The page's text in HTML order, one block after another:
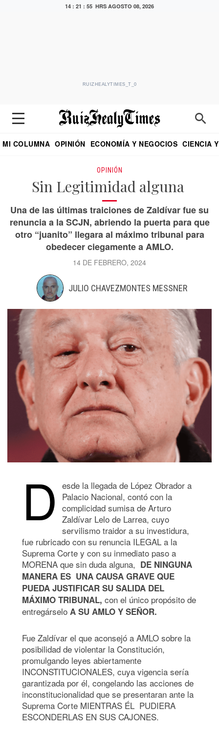
14 : 21 : 56 HRS AGOSTO 08, 2026
RUIZHEALYTIMES_T_0
MI COLUMNA OPINIÓN ECONOMÍA Y NEGOCIOS CIENCIA
OPINIÓN
Sin Legitimidad alguna
Una de las últimas traiciones de Zaldívar fue su
renuncia a la SCJN, abriendo la puerta para que
otro “juanito” llegara al máximo tribunal para
obedecer ciegamente a AMLO.
14 DE FEBRERO, 2024
JULIO CHAVEZMONTES MESSNER
D esde la llegada de López Obrador a
Palacio Nacional, contó con la
complicidad sumisa de Arturo
Zaldívar Lelo de Larrea, cuyo
servilismo traidor a su investidura,
fue rubricado con su renuncia ILEGAL a la
Suprema Corte y con su inmediato paso a
MORENA que sin duda alguna, DE NINGUNA
MANERA ES UNA CAUSA GRAVE QUE
PUEDA JUSTIFICAR SU SALIDA DEL
MÁXIMO TRIBUNAL, con el único propósito de
entregárselo A SU AMLO Y SEÑOR.
Fue Zaldívar el que aconsejó a AMLO sobre la
posibilidad de violentar la Constitución,
promulgando leyes abiertamente
INCONSTITUCIONALES, cuya vigencia sería
garantizada por él, congelando las acciones de
inconstitucionalidad que se presentaran ante la
Suprema Corte MIENTRAS ÉL PUDIERA
ESCONDERLAS EN SUS CAJONES.